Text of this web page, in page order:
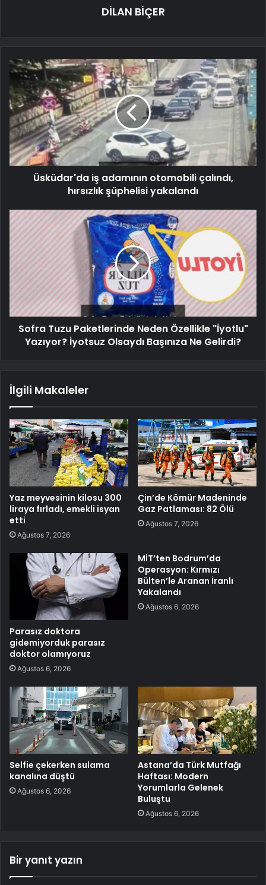
DİLAN BİÇER
Üsküdar'da iş adamının otomobili çalındı,
hırsızlık şüphelisi yakalandı
Sofra Tuzu Paketlerinde Neden Özellikle "İyotlu"
Yazıyor? İyotsuz Olsaydı Başınıza Ne Gelirdi?
İlgili Makaleler
Yaz meyvesinin kilosu 300
liraya fırladı, emekli isyan
etti
Ağustos 7, 2026
Çin’de Kömür Madeninde
Gaz Patlaması: 82 Ölü
Ağustos 7, 2026
Parasız doktora
gidemiyorduk parasız
doktor olamıyoruz
Ağustos 6, 2026
MİT’ten Bodrum’da
Operasyon: Kırmızı
Bülten’le Aranan İranlı
Yakalandı
Ağustos 6, 2026
Selfie çekerken sulama
kanalına düştü
Ağustos 6, 2026
Astana’da Türk Mutfağı
Haftası: Modern
Yorumlarla Gelenek
Buluştu
Ağustos 6, 2026
Bir yanıt yazın